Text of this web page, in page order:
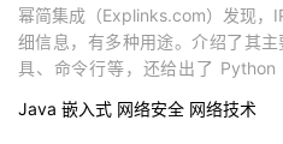
程
认
的
我
支
持
声
建
幂简集成（Explinks.com）发现，
细信息，有多种用途。介绍了其
具、命令行等，还给出了
Java 嵌入式 网络安全 网络技术